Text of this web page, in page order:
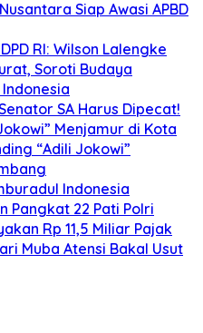
Siap Awasi APBD
RI: Wilson Lalengke
Soroti Budaya
SA Harus Dipecat!
Menjamur di Kota
“Adili Jokowi”
Indonesia
Pangkat 22 Pati Polri
Rp 11,5 Miliar Pajak
Muba Atensi Bakal Usut